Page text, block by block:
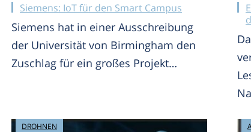
Siemens: IoT für den Smart Campus
Siemens hat in einer Ausschreibung
der Universität von Birmingham den
Zuschlag für ein großes Projekt…
DROHNEN